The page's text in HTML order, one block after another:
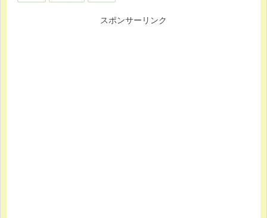
スポンサーリンク